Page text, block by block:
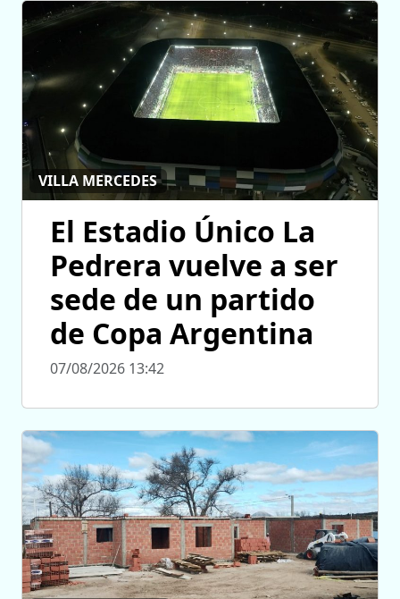
VILLA MERCEDES
El Estadio Único La
Pedrera vuelve a ser
sede de un partido
de Copa Argentina
07/08/2026 13:42